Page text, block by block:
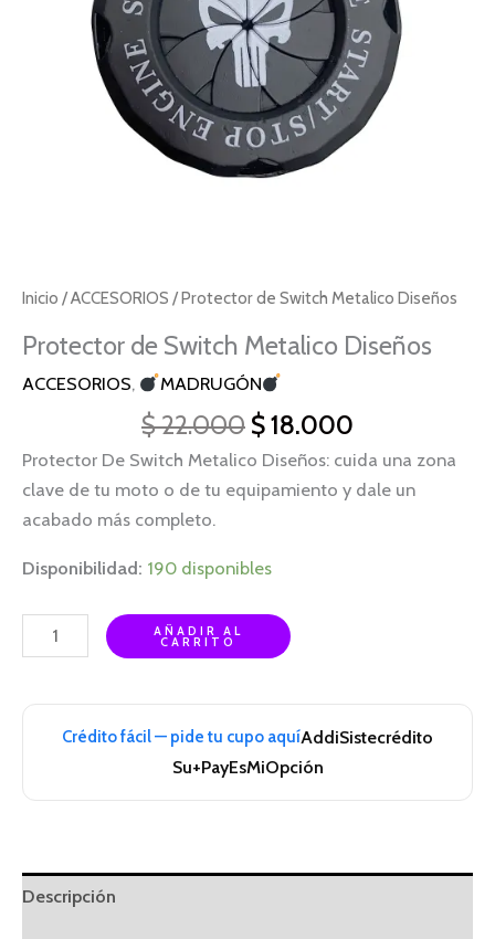
Inicio /ACCESORIOS / Protector de Switch Metalico Diseños
Protector de Switch Metalico Diseños
ACCESORIOS, MADRUGÓN
$22.000 $18.000
Protector De Switch Metalico Diseños: cuida una zona
clave de tu moto o de tu equipamiento y dale un
acabado más completo.
Disponibilidad: 190 disponibles
AÑADIR AL
CARRITO
Crédito fácil — pide tu cupo aquíAddiSistecrédito
Su+PayEsMiOpción
Descripción